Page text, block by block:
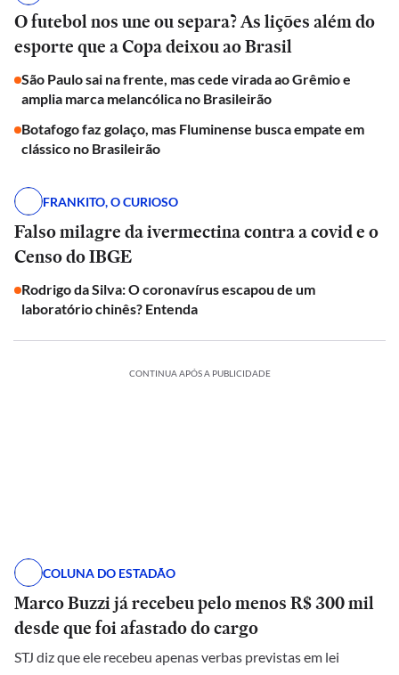
O futebol nos une ou separa? As lições além do
esporte que a Copa deixou ao Brasil
São Paulo sai na frente, mas cede virada ao Grêmio e
amplia marca melancólica no Brasileirão
Botafogo faz golaço, mas Fluminense busca empate em
clássico no Brasileirão
FRANKITO, O CURIOSO
Falso milagre da ivermectina contra a covid e o
Censo do IBGE
Rodrigo da Silva: O coronavírus escapou de um
laboratório chinês? Entenda
CONTINUA APÓS A PUBLICIDADE
COLUNA DO ESTADÃO
Marco Buzzi já recebeu pelo menos R$ 300 mil
desde que foi afastado do cargo
STJ diz que ele recebeu apenas verbas previstas em lei